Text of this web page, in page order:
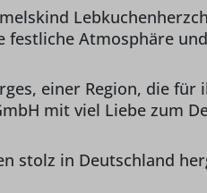
festliche Atmosphäre
einer Region, die
mit viel Liebe zum
stolz in Deutschland